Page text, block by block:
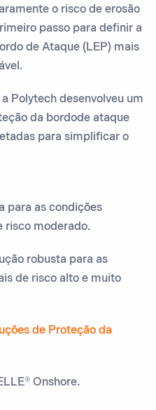
o risco de erosão
passo para definir a
de Ataque (LEP) mais
Polytech desenvolveu um
da bordode ataque
para simplificar o
para as condições
risco moderado.
robusta para as
de risco alto e muito
de Proteção da
Onshore.